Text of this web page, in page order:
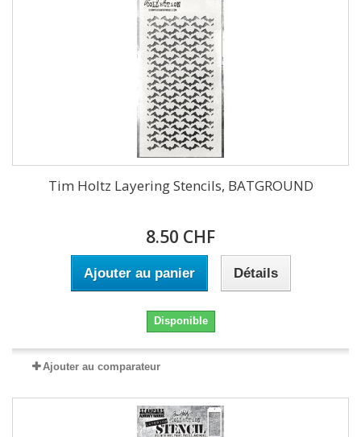
Tim Holtz Layering Stencils, BATGROUND
8.50 CHF
Ajouter au panier Détails
Disponible
Ajouter au comparateur